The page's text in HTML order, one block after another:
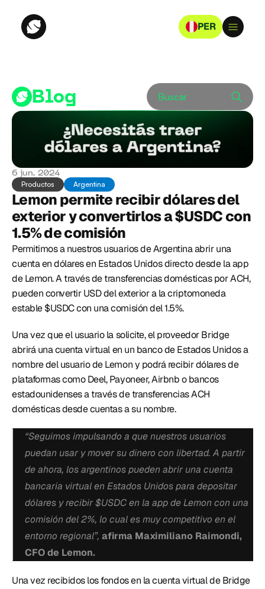
PER
Blog Buscar
6 jun. 2024
Productos Argentina
Lemon permite recibir dólares del
exterior y convertirlos a $USDC con
1.5% de comisión
Permitimos a nuestros usuarios de Argentina abrir una
cuenta en dólares en Estados Unidos directo desde la app
de Lemon. A través de transferencias domésticas por ACH,
pueden convertir USD del exterior a la criptomoneda
estable $USDC con una comisión del 1.5%.
Una vez que el usuario la solicite, el proveedor Bridge
abrirá una cuenta virtual en un banco de Estados Unidos a
nombre del usuario de Lemon y podrá recibir dólares de
plataformas como Deel, Payoneer, Airbnb o bancos
estadounidenses a través de transferencias ACH
domésticas desde cuentas a su nombre.
“Seguimos impulsando a que nuestros usuarios
puedan usar y mover su dinero con libertad. A partir
de ahora, los argentinos pueden abrir una cuenta
bancaria virtual en Estados Unidos para depositar
dólares y recibir $USDC en la app de Lemon con una
comisión del 2%, lo cual es muy competitivo en el
entorno regional”, afirma Maximiliano Raimondi,
CFO de Lemon.
Una vez recibidos los fondos en la cuenta virtual de Bridge